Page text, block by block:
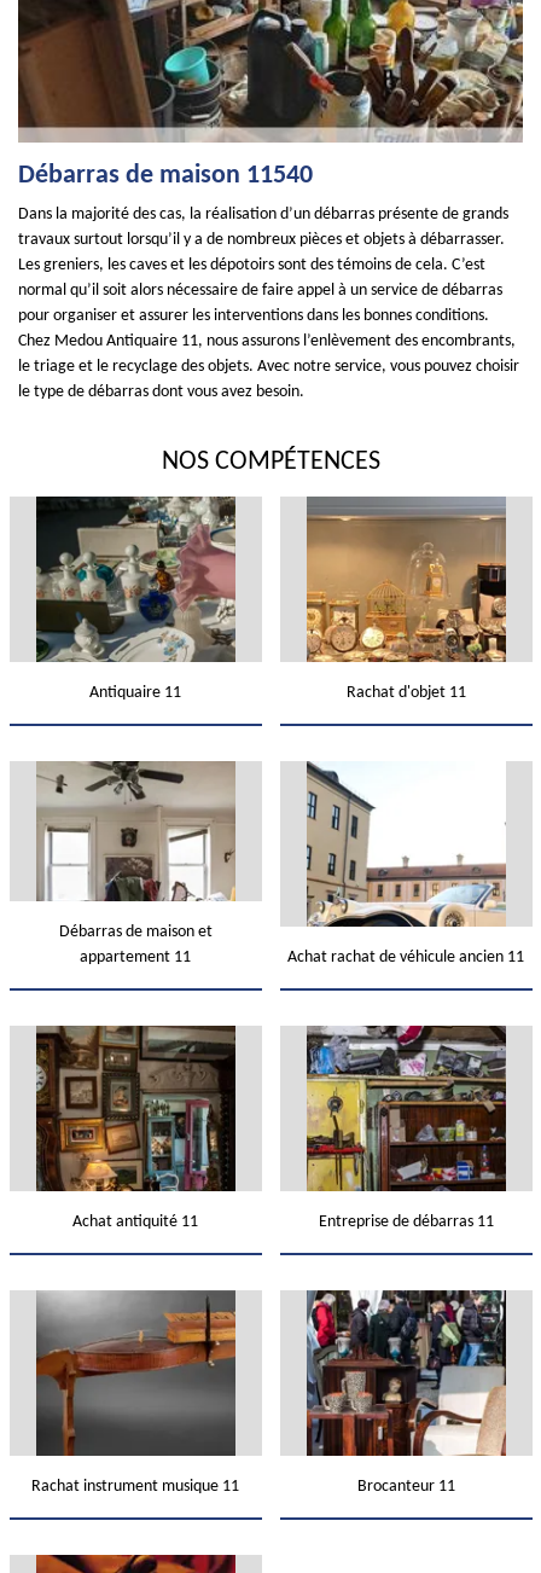
Débarras de maison 11540
Dans la majorité des cas, la réalisation d’un débarras présente de grands
travaux surtout lorsqu’il y a de nombreux pièces et objets à débarrasser.
Les greniers, les caves et les dépotoirs sont des témoins de cela. C’est
normal qu’il soit alors nécessaire de faire appel à un service de débarras
pour organiser et assurer les interventions dans les bonnes conditions.
Chez Medou Antiquaire 11, nous assurons l’enlèvement des encombrants,
le triage et le recyclage des objets. Avec notre service, vous pouvez choisir
le type de débarras dont vous avez besoin.
NOS COMPÉTENCES
Antiquaire 11 Rachat d'objet 11
Débarras de maison et
appartement 11
Achat rachat de véhicule ancien 11
Achat antiquité 11 Entreprise de débarras 11
Rachat instrument musique 11 Brocanteur 11